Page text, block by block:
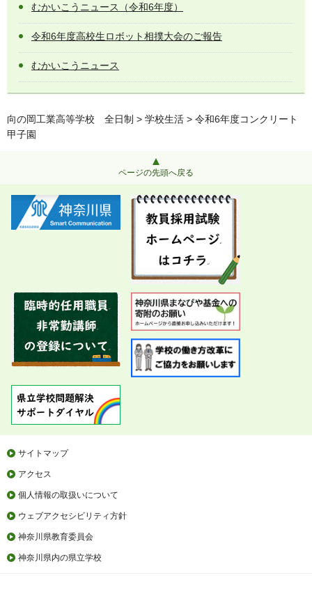
むかいこうニュース（令和6年度）
令和6年度高校生ロボット相撲大会のご報告
むかいこうニュース
向の岡工業高等学校 全日制 > 学校生活 > 令和6年度コンクリート
甲子園
ページの先頭へ戻る
サイトマップ
アクセス
個人情報の取扱いについて
ウェブアクセシビリティ方針
神奈川県教育委員会
神奈川県内の県立学校